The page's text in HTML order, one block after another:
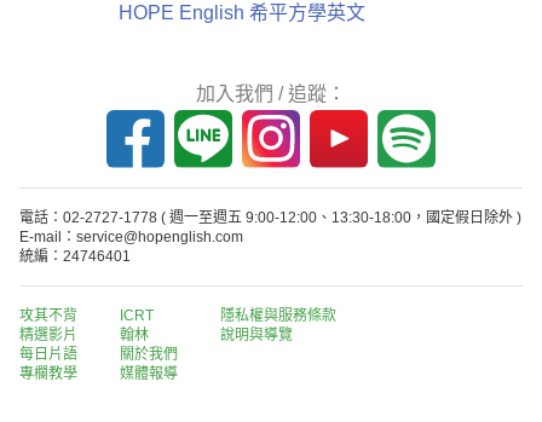
HOPE English 希平方學英文
加入我們 / 追蹤：
電話：02-2727-1778 ( 週一至週五 9:00-12:00、13:30-18:00，國定假日除外 )
E-mail：service@hopenglish.com
統編：24746401
攻其不背
精選影片
每日片語
專欄教學
ICRT
翰林
關於我們
媒體報導
隱私權與服務條款
說明與導覽